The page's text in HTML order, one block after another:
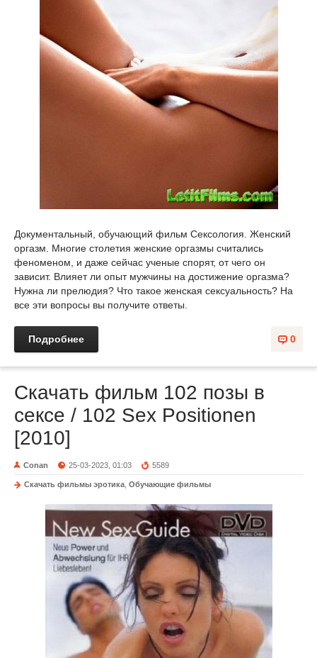
Документальный, обучающий фильм Сексология. Женский
оргазм. Многие столетия женские оргазмы считались
феноменом, и даже сейчас ученые спорят, от чего он
зависит. Влияет ли опыт мужчины на достижение оргазма?
Нужна ли прелюдия? Что такое женская сексуальность? На
все эти вопросы вы получите ответы.
0
Подробнее
Скачать фильм 102 позы в
сексе / 102 Sex Positionen
[2010]
Conan 25-03-2023, 01:03 5589
Скачать фильмы эротика Обучающие фильмы